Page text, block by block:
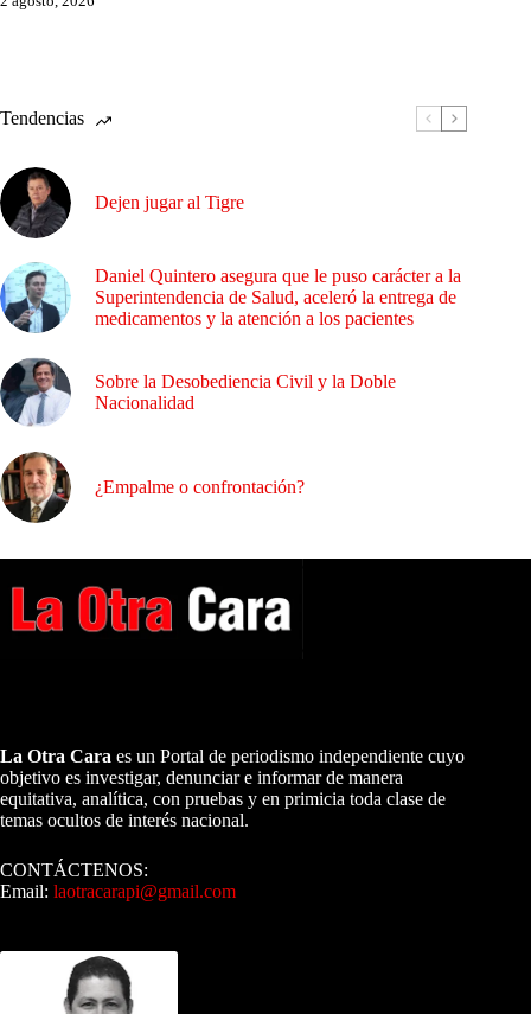
Tendencias
Dejen jugar al Tigre
Daniel Quintero asegura que le puso carácter a la
Superintendencia de Salud, aceleró la entrega de
medicamentos y la atención a los pacientes
Sobre la Desobediencia Civil y la Doble
Nacionalidad
¿Empalme o confrontación?
La Otra Cara es un Portal de periodismo independiente cuyo
objetivo es investigar, denunciar e informar de manera
equitativa, analítica, con pruebas y en primicia toda clase de
temas ocultos de interés nacional.
CONTÁCTENOS:
Email: laotracarapi@gmail.com